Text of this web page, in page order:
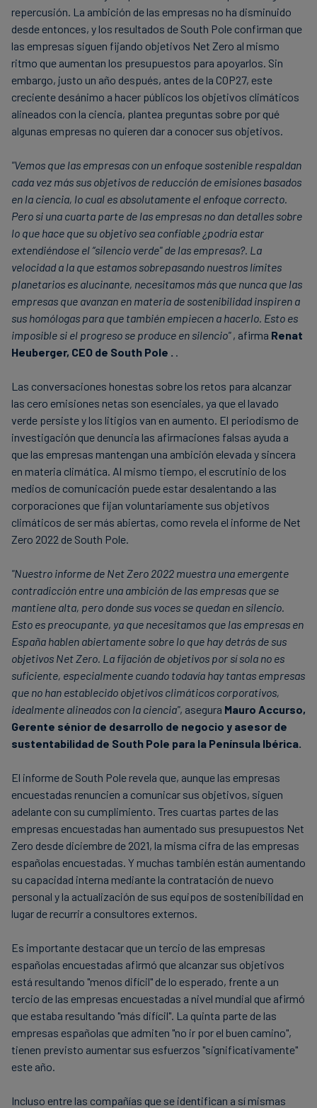
repercusión. La ambición de las empresas no ha disminuido
desde entonces, y los resultados de South Pole confirman que
las empresas siguen fijando objetivos Net Zero al mismo
ritmo que aumentan los presupuestos para apoyarlos. Sin
embargo, justo un año después, antes de la COP27, este
creciente desánimo a hacer públicos los objetivos climáticos
alineados con la ciencia, plantea preguntas sobre por qué
algunas empresas no quieren dar a conocer sus objetivos.
"Vemos que las empresas con un enfoque sostenible respaldan
cada vez más sus objetivos de reducción de emisiones basados
en la ciencia, lo cual es absolutamente el enfoque correcto.
Pero si una cuarta parte de las empresas no dan detalles sobre
lo que hace que su objetivo sea confiable ¿podría estar
extendiéndose el “silencio verde" de las empresas?. La
velocidad a la que estamos sobrepasando nuestros límites
planetarios es alucinante, necesitamos más que nunca que las
empresas que avanzan en materia de sostenibilidad inspiren a
sus homólogas para que también empiecen a hacerlo. Esto es
imposible si el progreso se produce en silencio", afirma Renat
Heuberger, CEO de South Pole . .
Las conversaciones honestas sobre los retos para alcanzar
las cero emisiones netas son esenciales, ya que el lavado
verde persiste y los litigios van en aumento. El periodismo de
investigación que denuncia las afirmaciones falsas ayuda a
que las empresas mantengan una ambición elevada y sincera
en materia climática. Al mismo tiempo, el escrutinio de los
medios de comunicación puede estar desalentando a las
corporaciones que fijan voluntariamente sus objetivos
climáticos de ser más abiertas, como revela el informe de Net
Zero 2022 de South Pole.
"Nuestro informe de Net Zero 2022 muestra una emergente
contradicción entre una ambición de las empresas que se
mantiene alta, pero donde sus voces se quedan en silencio.
Esto es preocupante, ya que necesitamos que las empresas en
España hablen abiertamente sobre lo que hay detrás de sus
objetivos Net Zero. La fijación de objetivos por sí sola no es
suficiente, especialmente cuando todavía hay tantas empresas
que no han establecido objetivos climáticos corporativos,
idealmente alineados con la ciencia", asegura Mauro Accurso,
Gerente sénior de desarrollo de negocio y asesor de
sustentabilidad de South Pole para la Península Ibérica.
El informe de South Pole revela que, aunque las empresas
encuestadas renuncien a comunicar sus objetivos, siguen
adelante con su cumplimiento. Tres cuartas partes de las
empresas encuestadas han aumentado sus presupuestos Net
Zero desde diciembre de 2021, la misma cifra de las empresas
españolas encuestadas. Y muchas también están aumentando
su capacidad interna mediante la contratación de nuevo
personal y la actualización de sus equipos de sostenibilidad en
lugar de recurrir a consultores externos.
Es importante destacar que un tercio de las empresas
españolas encuestadas afirmó que alcanzar sus objetivos
está resultando "menos difícil" de lo esperado, frente a un
tercio de las empresas encuestadas a nivel mundial que afirmó
que estaba resultando "más difícil". La quinta parte de las
empresas españolas que admiten "no ir por el buen camino",
tienen previsto aumentar sus esfuerzos "significativamente"
este año.
Incluso entre las compañías que se identifican a sí mismas